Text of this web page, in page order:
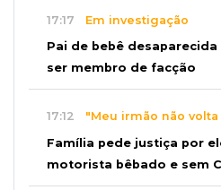
17:17 Em investigação
Pai de bebê
ser membro de facção
17:12 "Meu irmão não volta
Família pede justiça por
motorista bêbado e sem